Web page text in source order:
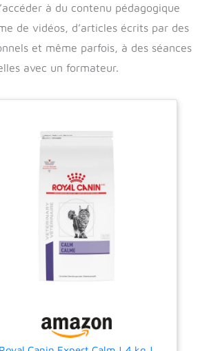
à du contenu pédagogique
de vidéos, d’articles écrits par des
et même parfois, à des séances
avec un formateur.